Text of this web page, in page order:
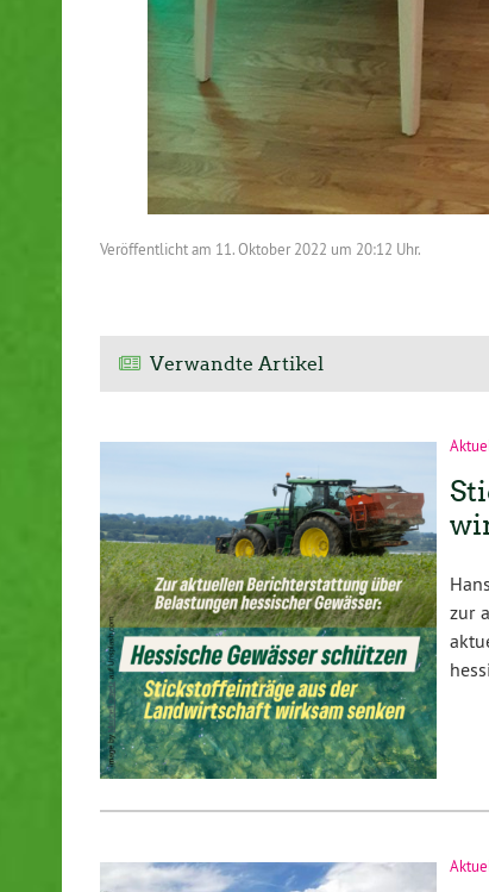
Veröffentlicht am 11. Oktober 2022 um 20:12 Uhr.
Verwandte Artikel
zur